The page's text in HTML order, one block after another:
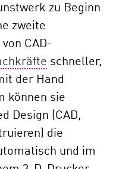
zu Beginn
zweite
CAD-
schneller,
der Hand
können sie
Design (CAD,
die
und im